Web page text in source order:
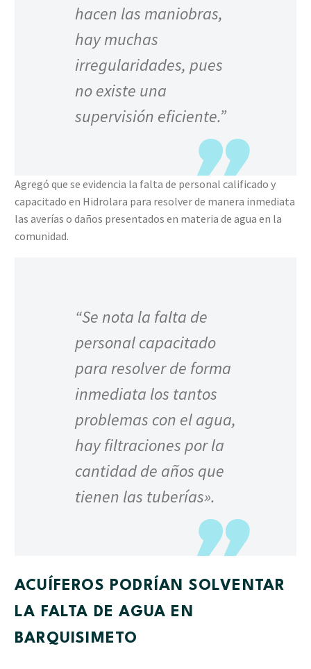
hacen las maniobras,
hay muchas
irregularidades, pues
no existe una
supervisión eficiente.”
Agregó que se evidencia la falta de personal calificado y
capacitado en Hidrolara para resolver de manera inmediata
las averías o daños presentados en materia de agua en la
comunidad.
“Se nota la falta de
personal capacitado
para resolver de forma
inmediata los tantos
problemas con el agua,
hay filtraciones por la
cantidad de años que
tienen las tuberías».
ACUÍFEROS PODRÍAN SOLVENTAR
LA FALTA DE AGUA EN
BARQUISIMETO